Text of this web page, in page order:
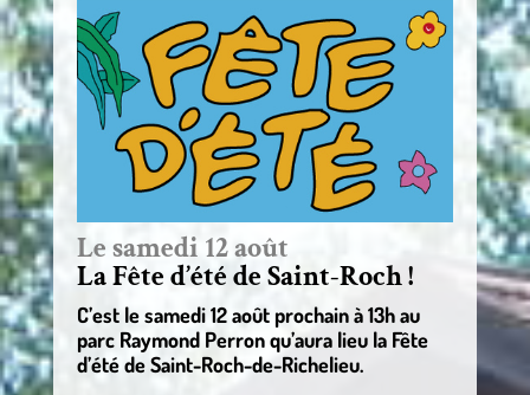
Le samedi 12 août
La Fête d’été de Saint-Roch !
C’est le samedi 12 août prochain à 13h au
parc Raymond Perron qu’aura lieu la Fête
d’été de Saint-Roch-de-Richelieu.